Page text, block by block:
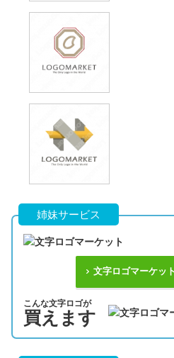
姉妹サービス
文字ロゴマーケッ
こんな文字ロゴが
買えます